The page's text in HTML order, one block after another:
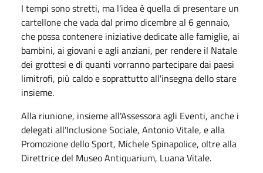
I tempi sono stretti, ma l'idea è quella di presentare un
cartellone che vada dal primo dicembre al 6 gennaio,
che possa contenere iniziative dedicate alle famiglie, ai
bambini, ai giovani e agli anziani, per rendere il Natale
dei grottesi e di quanti vorranno partecipare dai paesi
limitrofi, più caldo e soprattutto all'insegna dello stare
insieme.
Alla riunione, insieme all'Assessora agli Eventi, anche i
delegati all'Inclusione Sociale, Antonio Vitale, e alla
Promozione dello Sport, Michele Spinapolice, oltre alla
Direttrice del Museo Antiquarium, Luana Vitale.